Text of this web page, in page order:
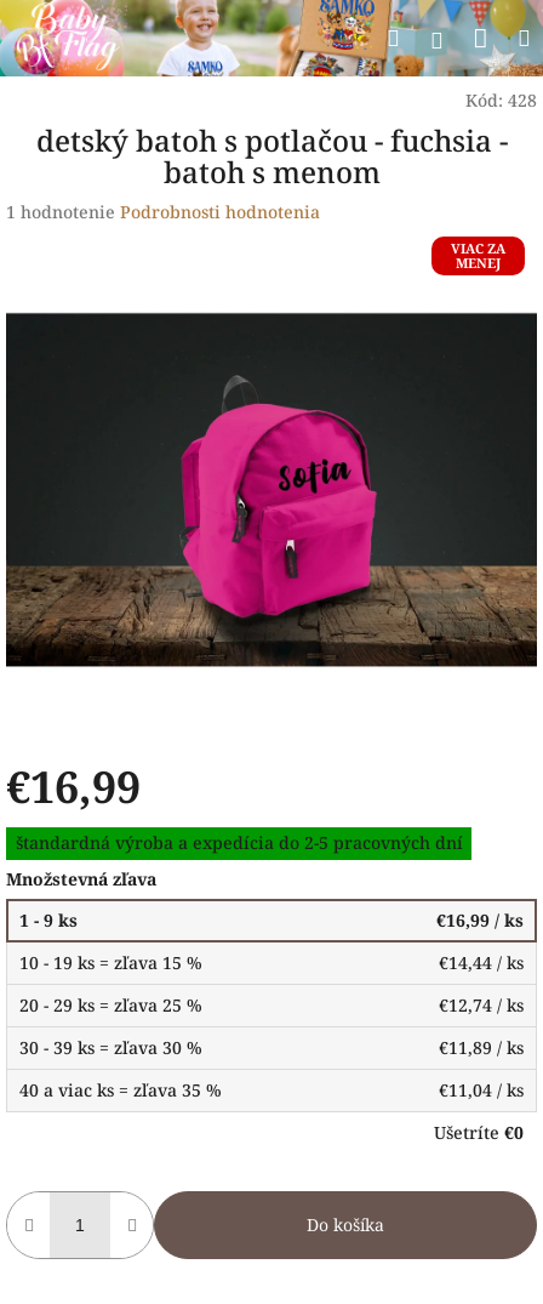
Prejsť
na
obsah
Hľadať
Kód: 428
detský batoh s potlačou - fuchsia -
batoh s menom
Priemerné
5,0
1 hodnotenie Podrobnosti hodnotenia
VIAC ZA
MENEJ
€16,99
Jednotková
cena:
štandardná výroba a expedícia do 2-5 pracovných dní
Množstevná zľava
1 - 9 ks
€16,99 / ks
10 - 19 ks = zľava 15 %
€14,44 / ks
20 - 29 ks = zľava 25 %
€12,74 / ks
30 - 39 ks = zľava 30 %
€11,89 / ks
40 a viac ks = zľava 35 %
€11,04 / ks
Ušetríte €0
Do košíka